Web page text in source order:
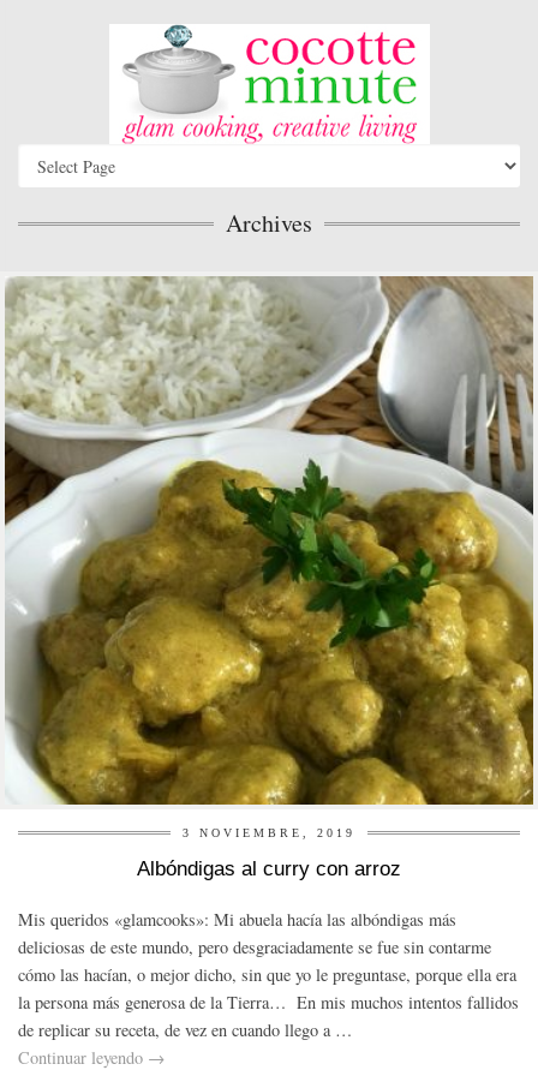
Archives
3 NOVIEMBRE, 2019
Albóndigas al curry con arroz
Mis queridos «glamcooks»: Mi abuela hacía las albóndigas más
deliciosas de este mundo, pero desgraciadamente se fue sin contarme
cómo las hacían, o mejor dicho, sin que yo le preguntase, porque ella era
la persona más generosa de la Tierra… En mis muchos intentos fallidos
de replicar su receta, de vez en cuando llego a …
Continuar leyendo →